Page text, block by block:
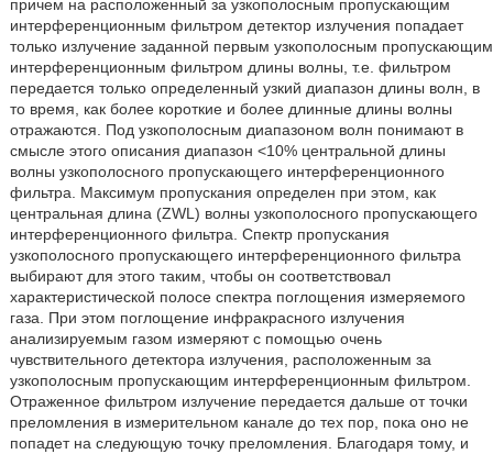
причем на расположенный за узкополосным пропускающим
интерференционным фильтром детектор излучения попадает
только излучение заданной первым узкополосным пропускающим
интерференционным фильтром длины волны, т.е. фильтром
передается только определенный узкий диапазон длины волн, в
то время, как более короткие и более длинные длины волны
отражаются. Под узкополосным диапазоном волн понимают в
смысле этого описания диапазон <10% центральной длины
волны узкополосного пропускающего интерференционного
фильтра. Максимум пропускания определен при этом, как
центральная длина (ZWL) волны узкополосного пропускающего
интерференционного фильтра. Спектр пропускания
узкополосного пропускающего интерференционного фильтра
выбирают для этого таким, чтобы он соответствовал
характеристической полосе спектра поглощения измеряемого
газа. При этом поглощение инфракрасного излучения
анализируемым газом измеряют с помощью очень
чувствительного детектора излучения, расположенным за
узкополосным пропускающим интерференционным фильтром.
Отраженное фильтром излучение передается дальше от точки
преломления в измерительном канале до тех пор, пока оно не
попадет на следующую точку преломления. Благодаря тому, и